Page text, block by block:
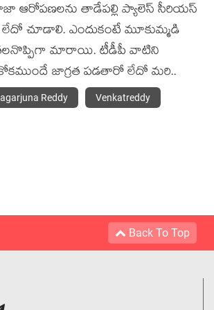
ఆరోపణలను తాడేపల్లి ప్యాలెస్ సీరియస్
చూడాలి. ఎందుకంటే మూకుమ్మడి
తలనొప్పిగా మారాయి. టీడీపీ వాటిని
జాగ్రత పడతారో లేదో మరి..
Reddy Venkatreddy
Back To Top